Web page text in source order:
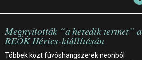
Megnyitották “a hetedik termet” a
REÖK Hérics-kiállításán
Többek közt fúvóshangszerek neonból